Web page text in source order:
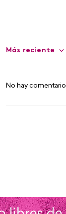
Más reciente
No hay